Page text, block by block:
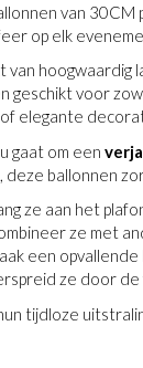
van 30CM
op elk
van hoogwaardig
geschikt voor
elegante
gaat om een
deze ballonnen
ze aan het
ze met
een
ze door
tijdloze